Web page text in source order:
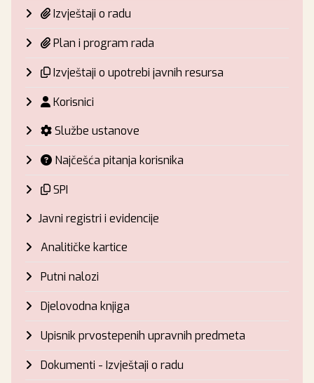
Izvještaji o radu
Plan i program rada
Izvještaji o upotrebi javnih resursa
Korisnici
Službe ustanove
Najčešća pitanja korisnika
SPI
Javni registri i evidencije
Analitičke kartice
Putni nalozi
Djelovodna knjiga
Upisnik prvostepenih upravnih predmeta
Dokumenti - Izvještaji o radu